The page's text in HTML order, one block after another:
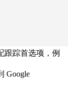
跟踪首选项，例
Google